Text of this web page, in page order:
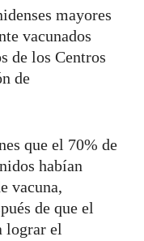
mayores
vacunados
de los Centros
de
que el 70% de
habían
vacuna,
de que el
lograr el